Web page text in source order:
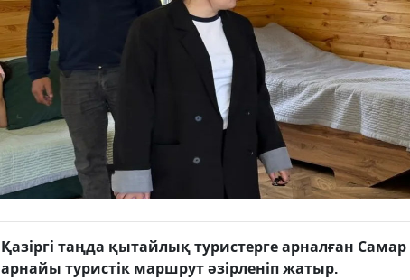
Қазіргі таңда қытайлық туристерге арналған
арнайы туристік маршрут әзірленіп жатыр.